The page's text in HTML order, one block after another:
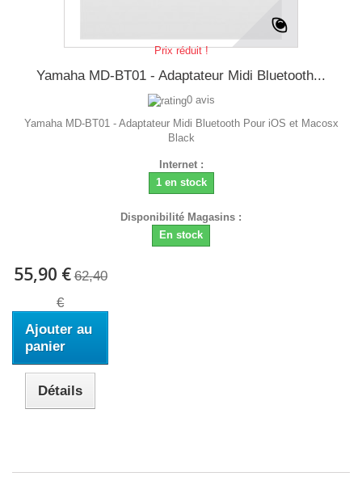
Prix réduit !
Yamaha MD-BT01 - Adaptateur Midi Bluetooth...
0 avis
Yamaha MD-BT01 - Adaptateur Midi Bluetooth Pour iOS et Macosx
Black
Internet :
1 en stock
Disponibilité Magasins :
En stock
55,90 € 62,40
€
Ajouter au
panier
Détails